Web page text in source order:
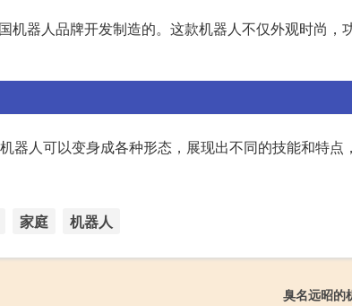
器人品牌开发制造的。这款机器人不仅外观时尚，
器人可以变身成各种形态，展现出不同的技能和特点
家庭 机器人
臭名远昭的